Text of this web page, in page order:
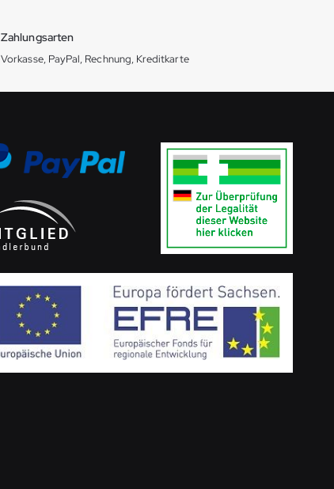
Zahlungsarten
Vorkasse, PayPal, Rechnung, Kreditkarte